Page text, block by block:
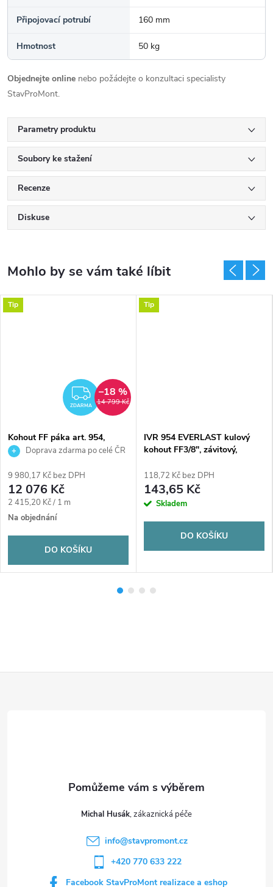
Připojovací potrubí 160 mm
Hmotnost 50 kg
Objednejte online nebo požádejte o konzultaci specialisty
StavProMont.
Parametry produktu
Soubory ke stažení
Recenze
Diskuse
Tip
ZDARMA
ZDARMA 14 799 Kč
–18 %
Kohout FF páka art. 954,
plnoprůtočný 6/4" závitový _
Doprava zdarma po celé ČR
9 980,17 Kč bez DPH
12 076 Kč
Měrná
cena:
2 415,20 Kč / 1 m
Na objednání
DO KOŠÍKU
Tip
IVR 954 EVERLAST kulový
kohout FF3/8", závitový,
poniklovaný
118,72 Kč bez DPH
143,65 Kč
Skladem
DO KOŠÍKU
Michal Husák
info@stavpromont.cz
+420 770 633 222
Facebook StavProMont realizace a eshop